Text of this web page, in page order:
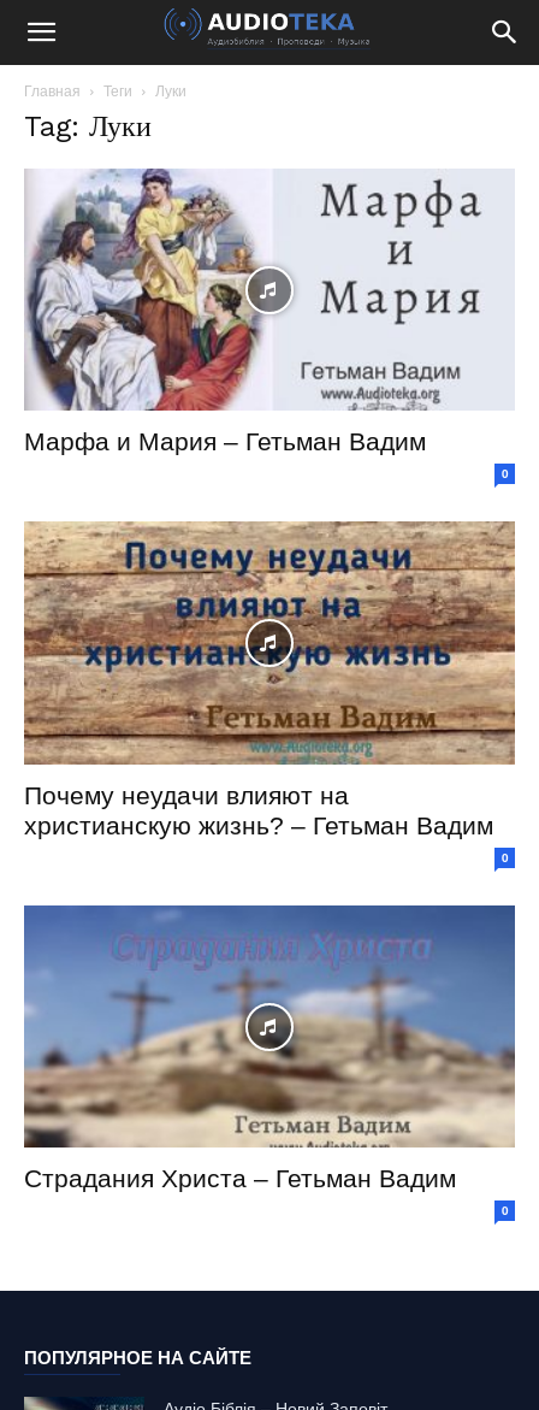
Главная Теги Луки
Tag: Луки
Марфа и Мария – Гетьман Вадим
0
Почему неудачи влияют на
христианскую жизнь? – Гетьман Вадим
0
Страдания Христа – Гетьман Вадим
0
ПОПУЛЯРНОЕ НА САЙТЕ